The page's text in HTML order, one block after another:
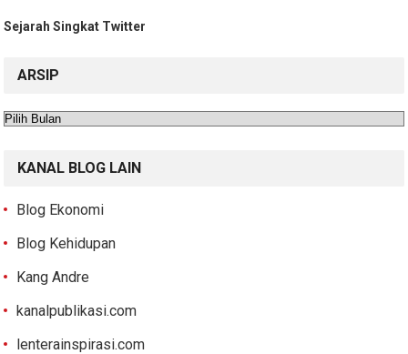
Sejarah Singkat Twitter
ARSIP
Arsip
KANAL BLOG LAIN
Blog Ekonomi
Blog Kehidupan
Kang Andre
kanalpublikasi.com
lenterainspirasi.com